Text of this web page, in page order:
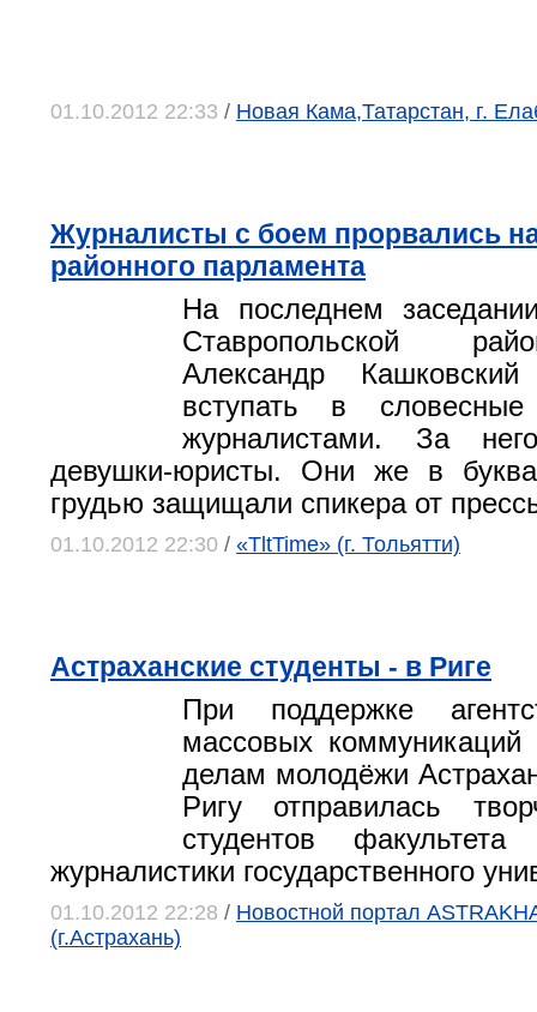
01.10.2012 22:33 / Новая Кама,Татарстан, г.
Журналисты с боем прорвались
районного парламента
На последнем
Ставропольской
Александр
вступать в
журналистами. За
девушки-юристы. Они же в
грудью защищали спикера от
01.10.2012 22:30 / «TltTime» (г. Тольятти)
Астраханские студенты - в Риге
При поддержке
массовых коммуникаций
делам молодёжи
Ригу отправилась
студентов
журналистики государственного
01.10.2012 22:28 / Новостной портал
(г.Астрахань)